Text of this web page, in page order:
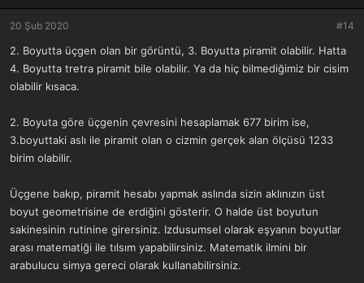
e
r
20 Şub 2020 #14
2. Boyutta üçgen olan bir görüntü, 3. Boyutta piramit olabilir. Hatta
4. Boyutta tretra piramit bile olabilir. Ya da hiç bilmediğimiz bir cisim
olabilir kısaca.
2. Boyuta göre üçgenin çevresini hesaplamak 677 birim ise,
3.boyuttaki aslı ile piramit olan o cizmin gerçek alan ölçüsü 1233
birim olabilir.
Üçgene bakıp, piramit hesabı yapmak aslında sizin aklınızın üst
boyut geometrisine de erdiğini gösterir. O halde üst boyutun
sakinesinin rutinine girersiniz. Izdusumsel olarak eşyanın boyutlar
arası matematiği ile tılsım yapabilirsiniz. Matematik ilmini bir
arabulucu simya gereci olarak kullanabilirsiniz.